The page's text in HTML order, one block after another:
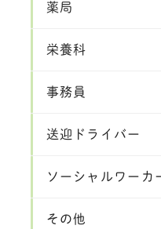
薬局
栄養科
事務員
送迎ドライバー
ソーシャルワーカ
その他